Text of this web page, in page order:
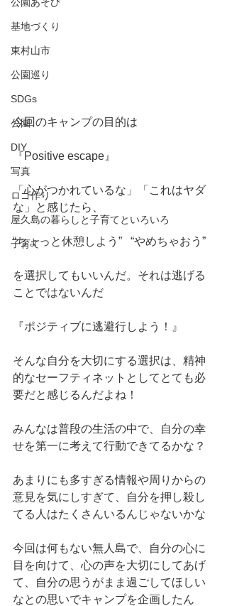
基地づくり
東村山市
公園巡り
SDGs
公園
DIY
写真
ロゴ作り
屋久島の暮らしと子育てといろいろ
子育て
今回のキャンプの目的は
『Positive escape』
「心がつかれているな」「これはヤダ
な」と感じたら、
“ちょっと休憩しよう”   “やめちゃおう”
を選択してもいいんだ。それは逃げる
ことではないんだ
『ポジティブに逃避行しよう！』
そんな自分を大切にする選択は、精神
的なセーフティネットとしてとても必
要だと感じるんだよね！
みんなは普段の生活の中で、自分の幸
せを第一に考えて行動できてるかな？
あまりにも多すぎる情報や周りからの
意見を気にしすぎて、自分を押し殺し
てる人はたくさんいるんじゃないかな
今回は何もない無人島で、自分の心に
目を向けて、心の声を大切にしてあげ
て、自分の思うがまま過ごしてほしい
なとの思いでキャンプを企画したん